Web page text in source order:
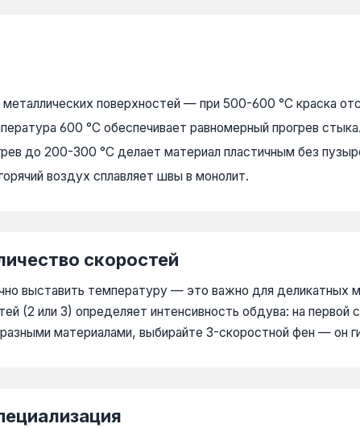
поверхностей — при 500-600 °C краска
600 °C обеспечивает равномерный прогрев стыка.
до 200-300 °C делает материал пластичным без
воздух сплавляет швы в монолит.
скоростей
выставить температуру — это важно для деликатных
(2 или 3) определяет интенсивность обдува: на
материалами, выбирайте 3-скоростной фен — он